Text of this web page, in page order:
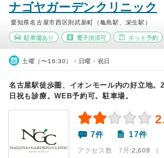
ナゴヤガーデンクリニック
愛知県名古屋市西区則武新町（亀島駅、栄生駅）
駐車場あり 電子決済可 ネット予約
土曜（〜16:30）・日曜・祝日
名古屋駅徒歩圏、イオンモール内の好立地。
日祝も診療。WEB予約可。駐車場。
7件 17件
アクセス数 7月:2,608 |